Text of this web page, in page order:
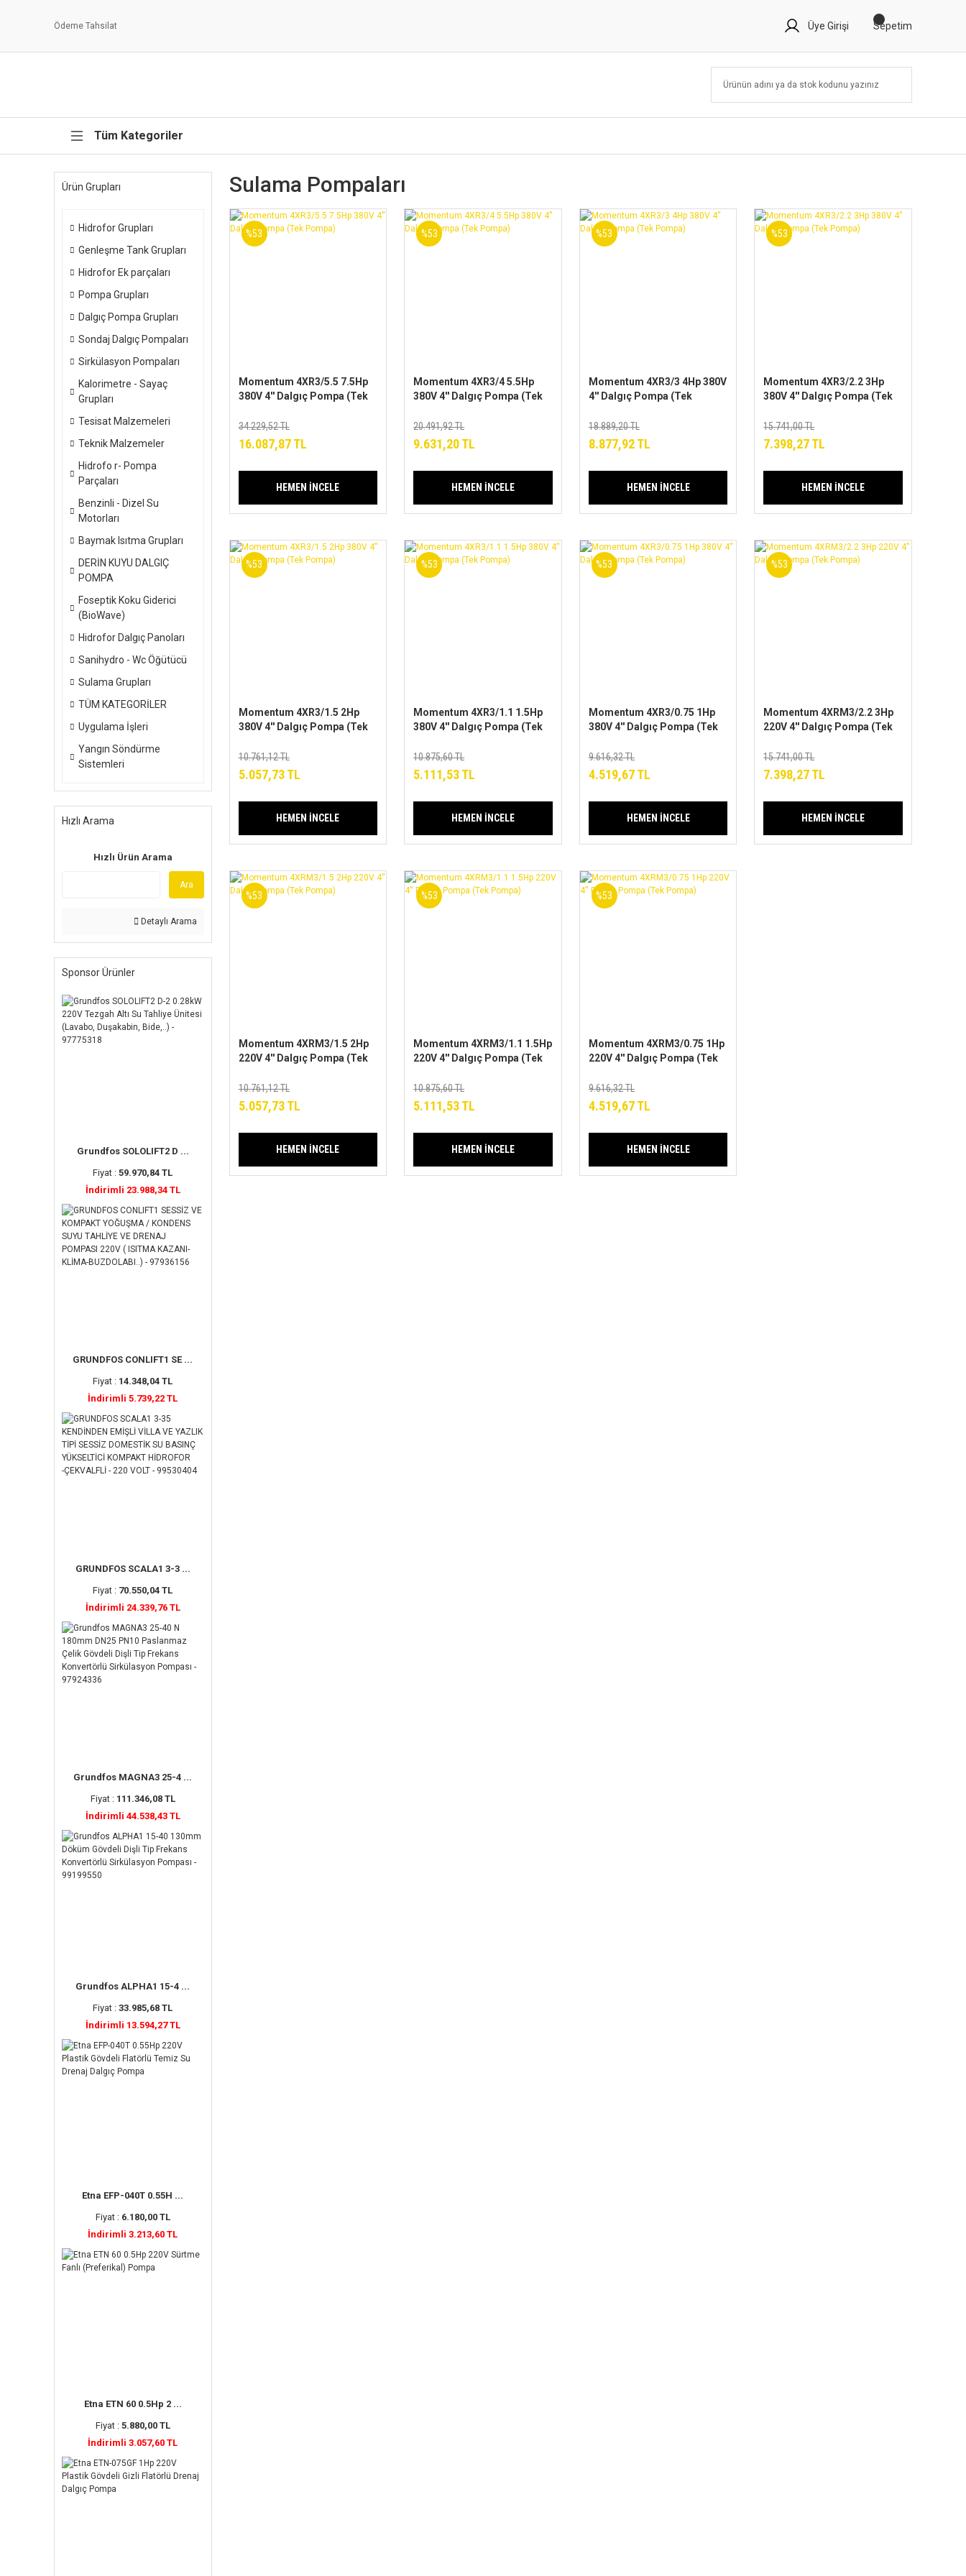
Ödeme Tahsilat Üye Girişi Sepetim
Tüm Kategoriler
Ürün Grupları
Hidrofor Grupları
Genleşme Tank Grupları
Hidrofor Ek parçaları
Pompa Grupları
Dalgıç Pompa Grupları
Sondaj Dalgıç Pompaları
Sirkülasyon Pompaları
Kalorimetre - Sayaç
Grupları
Tesisat Malzemeleri
Teknik Malzemeler
Hidrofo r- Pompa
Parçaları
Benzinli - Dizel Su
Motorları
Baymak Isıtma Grupları
DERİN KUYU DALGIÇ
POMPA
Foseptik Koku Giderici
(BioWave)
Hidrofor Dalgıç Panoları
Sanihydro - Wc Öğütücü
Sulama Grupları
TÜM KATEGORİLER
Uygulama İşleri
Yangın Söndürme
Sistemleri
Hızlı Arama
Hızlı Ürün Arama
Ara
Detaylı Arama
Sponsor Ürünler
Grundfos SOLOLIFT2 D ...
Fiyat :59.970,84 TL
İndirimli 23.988,34 TL
GRUNDFOS CONLIFT1 SE ...
Fiyat : 14.348,04 TL
İndirimli 5.739,22 TL
GRUNDFOS SCALA1 3-3 ...
Fiyat : 70.550,04 TL
İndirimli 24.339,76 TL
Grundfos MAGNA3 25-4 ...
Fiyat : 111.346,08 TL
İndirimli 44.538,43 TL
Grundfos ALPHA1 15-4 ...
Fiyat :33.985,68 TL
İndirimli 13.594,27 TL
Etna EFP-040T 0.55H ...
Fiyat : 6.180,00 TL
İndirimli 3.213,60 TL
Etna ETN 60 0.5Hp 2 ...
Fiyat : 5.880,00 TL
İndirimli 3.057,60 TL
Sulama Pompaları
%53
Momentum 4XR3/5.5 7.5Hp
380V 4'' Dalgıç Pompa (Tek
34.229,52 TL
16.087,87 TL
HEMEN İNCELE
%53
Momentum 4XR3/4 5.5Hp
380V 4'' Dalgıç Pompa (Tek
20.491,92 TL
9.631,20 TL
HEMEN İNCELE
%53
Momentum 4XR3/3 4Hp 380V
4'' Dalgıç Pompa (Tek
18.889,20 TL
8.877,92 TL
HEMEN İNCELE
%53
Momentum 4XR3/2.2 3Hp
380V 4'' Dalgıç Pompa (Tek
15.741,00 TL
7.398,27 TL
HEMEN İNCELE
%53
Momentum 4XR3/1.5 2Hp
380V 4'' Dalgıç Pompa (Tek
10.761,12 TL
5.057,73 TL
HEMEN İNCELE
%53
Momentum 4XR3/1.1 1.5Hp
380V 4'' Dalgıç Pompa (Tek
10.875,60 TL
5.111,53 TL
HEMEN İNCELE
%53
Momentum 4XR3/0.75 1Hp
380V 4'' Dalgıç Pompa (Tek
9.616,32 TL
4.519,67 TL
HEMEN İNCELE
%53
Momentum 4XRM3/2.2 3Hp
220V 4'' Dalgıç Pompa (Tek
15.741,00 TL
7.398,27 TL
HEMEN İNCELE
%53
Momentum 4XRM3/1.5 2Hp
220V 4'' Dalgıç Pompa (Tek
10.761,12 TL
5.057,73 TL
HEMEN İNCELE
%53
Momentum 4XRM3/1.1 1.5Hp
220V 4'' Dalgıç Pompa (Tek
10.875,60 TL
5.111,53 TL
HEMEN İNCELE
%53
Momentum 4XRM3/0.75 1Hp
220V 4'' Dalgıç Pompa (Tek
9.616,32 TL
4.519,67 TL
HEMEN İNCELE